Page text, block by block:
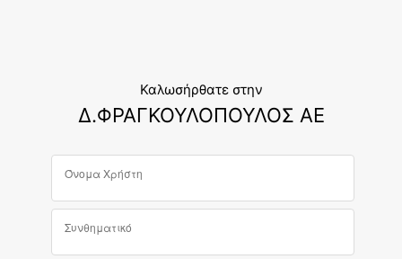
Καλωσήρθατε στην
Δ.ΦΡΑΓΚΟΥΛΟΠΟΥΛΟΣ ΑΕ
Όνομα Χρήστη
Συνθηματικό